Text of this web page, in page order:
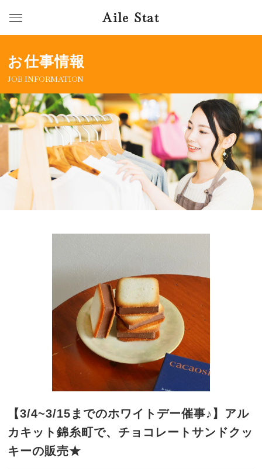
Aile Stat
お仕事情報
JOB INFORMATION
【3/4~3/15までのホワイトデー催事♪】アル
カキット錦糸町で、チョコレートサンドクッ
キーの販売★